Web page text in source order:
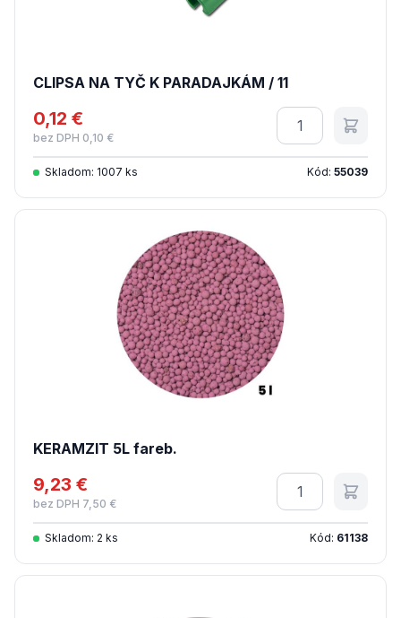
CLIPSA NA TYČ K PARADAJKÁM / 11
0,12 €
bez DPH 0,10 €
Množstvo
Skladom: 1007 ks Kód: 55039
KERAMZIT 5L fareb.
9,23 €
bez DPH 7,50 €
Množstvo
Skladom: 2 ks Kód: 61138